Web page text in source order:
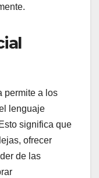
permite a los
lenguaje
significa que
ofrecer
de las